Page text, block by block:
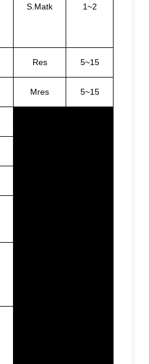
S.Matk 1~2
Res 5~15
Mres 5~15